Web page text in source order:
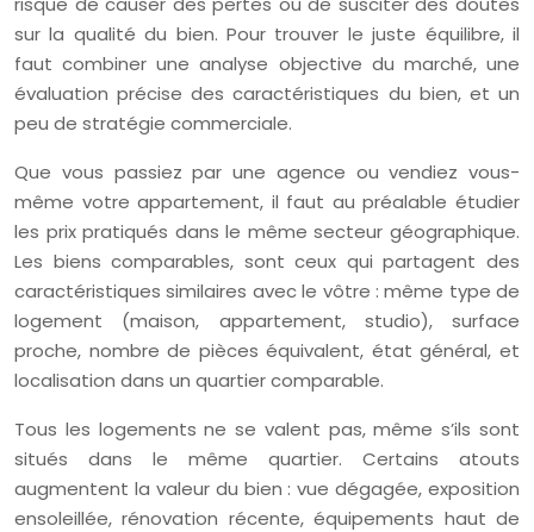
sur la qualité du bien. Pour trouver le juste équilibre, il
faut combiner une analyse objective du marché, une
évaluation précise des caractéristiques du bien, et un
peu de stratégie commerciale.
Que vous passiez par une agence ou vendiez vous-
même votre appartement, il faut au préalable étudier
les prix pratiqués dans le même secteur géographique.
Les biens comparables, sont ceux qui partagent des
caractéristiques similaires avec le vôtre : même type de
logement (maison, appartement, studio), surface
proche, nombre de pièces équivalent, état général, et
localisation dans un quartier comparable.
Tous les logements ne se valent pas, même s’ils sont
situés dans le même quartier. Certains atouts
augmentent la valeur du bien : vue dégagée, exposition
ensoleillée, rénovation récente, équipements haut de